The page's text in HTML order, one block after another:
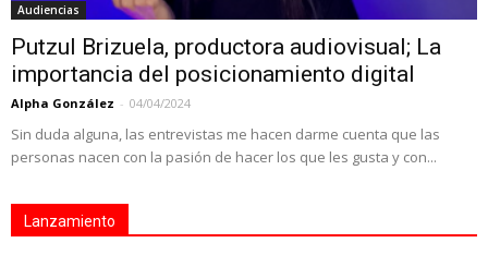
Audiencias
Putzul Brizuela, productora audiovisual; La
importancia del posicionamiento digital
Alpha González - 04/04/2024
Sin duda alguna, las entrevistas me hacen darme cuenta que las
personas nacen con la pasión de hacer los que les gusta y con...
Lanzamiento